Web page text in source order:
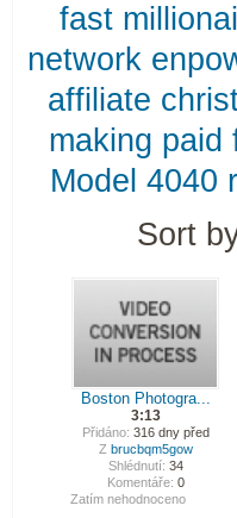
fast
network
affiliate
making paid
Model 4040
Sort
Boston Photogra...
3:13
Přidáno: 316 dny před
Z brucbqm5gow
Shlédnutí: 34
Komentáře: 0
Zatím nehodnoceno